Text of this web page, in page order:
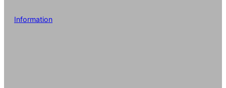
Information